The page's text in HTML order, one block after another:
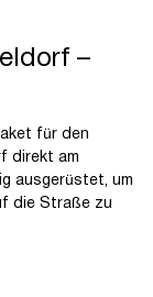
–
für den
direkt am
ausgerüstet, um
die Straße zu